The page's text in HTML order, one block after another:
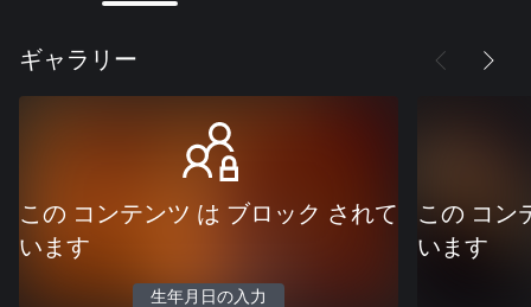
ギャラリー
この コンテンツ は ブロック されて
います
生年月日の入力
この コン
います